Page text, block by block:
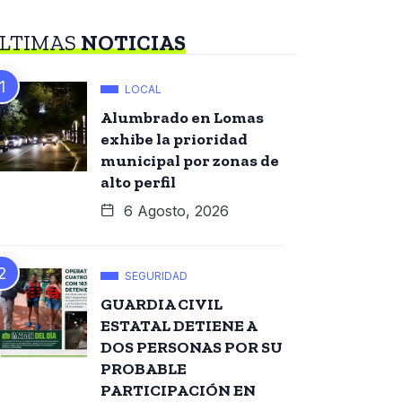
NOTICIAS
LOCAL
Alumbrado en Lomas
exhibe la prioridad
municipal por zonas de
alto perfil
6 Agosto, 2026
SEGURIDAD
GUARDIA CIVIL
ESTATAL DETIENE A
DOS PERSONAS POR SU
PROBABLE
PARTICIPACIÓN EN